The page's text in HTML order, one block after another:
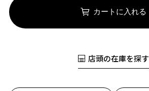
カートに入れる
店頭の在庫を探す